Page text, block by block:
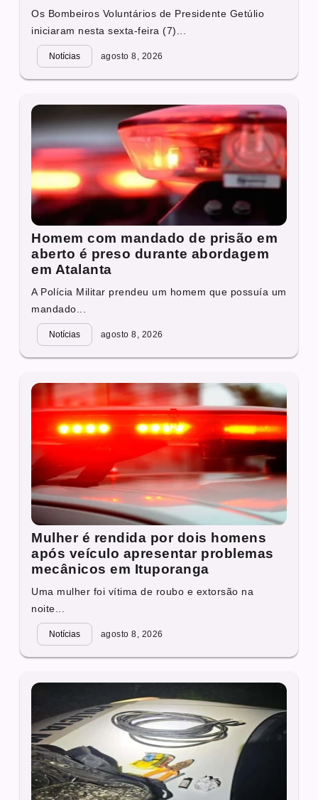
Os Bombeiros Voluntários de Presidente Getúlio
iniciaram nesta sexta-feira (7)...
Notícias agosto 8, 2026
Homem com mandado de prisão em
aberto é preso durante abordagem
em Atalanta
A Polícia Militar prendeu um homem que possuía um
mandado...
Notícias agosto 8, 2026
Mulher é rendida por dois homens
após veículo apresentar problemas
mecânicos em Ituporanga
Uma mulher foi vítima de roubo e extorsão na
noite...
Notícias agosto 8, 2026